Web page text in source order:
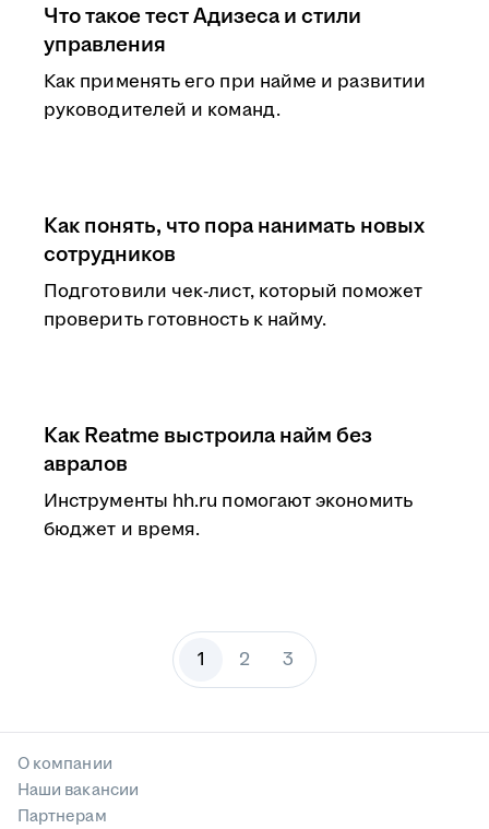
Что такое тест Адизеса и стили
управления
Как применять его при найме и развитии
руководителей и команд.
Как понять, что пора нанимать новых
сотрудников
Подготовили чек-лист, который поможет
проверить готовность к найму.
Как Reatme выстроила найм без
авралов
Инструменты hh.ru помогают экономить
бюджет и время.
1 2 3
О компании
Наши вакансии
Партнерам